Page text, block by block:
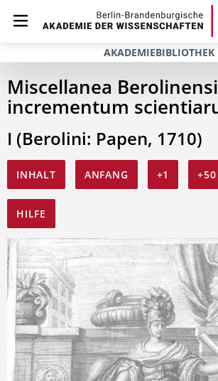
AKADEMIEBIBLIOTHEK
Miscellanea
incrementum
I (Berolini: Papen, 1710)
INHALT ANFANG +1 +50
HILFE